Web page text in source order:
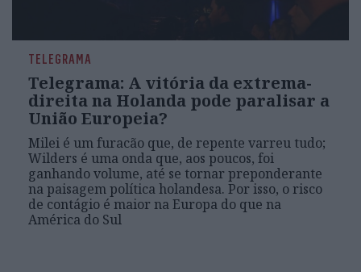
TELEGRAMA
Telegrama: A vitória da extrema-
direita na Holanda pode paralisar a
União Europeia?
Milei é um furacão que, de repente varreu tudo;
Wilders é uma onda que, aos poucos, foi
ganhando volume, até se tornar preponderante
na paisagem política holandesa. Por isso, o risco
de contágio é maior na Europa do que na
América do Sul